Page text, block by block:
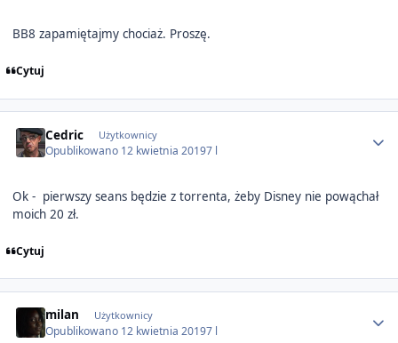
BB8 zapamiętajmy chociaż. Proszę.
Cytuj
Cedric Użytkownicy
Opublikowano 12 kwietnia 20197 l
Ok - pierwszy seans będzie z torrenta, żeby Disney nie powąchał
moich 20 zł.
Cytuj
milan Użytkownicy
Opublikowano 12 kwietnia 20197 l